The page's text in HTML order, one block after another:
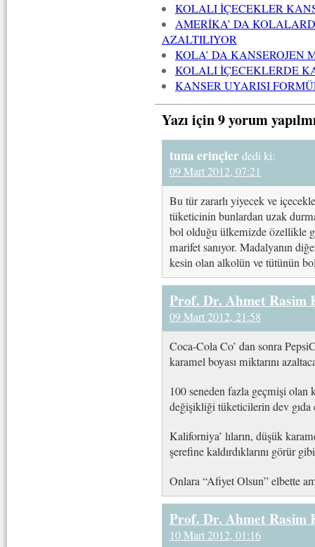
KOLALI İÇECEKLER
AMERİKA’ DA
AZALTILIYOR
KOLA’ DA KANSEROJEN
KOLALI İÇECEKLERDE
KANSER UYARISI
Yazı için 9 yorum
tuna erinçlerdedi ki:
09 Mart 2012, 07:21
Bu tür zararlı yiyecek ve
tüketicinin bunlardan uzak
bol olduğu ülkemizde özellikle
marifet sanıyor. Madalyanın
kesin olan alkolün ve tütünün
Prof. Dr. Ahmet Rasim
09 Mart 2012, 21:58
Coca-Cola Co’ dan sonra
karamel boyası miktarını
100 seneden fazla geçmişi olan
değişikliği tüketicilerin dev gıda
Kaliforniya’ lıların, düşük
şerefine kaldırdıklarını görür
Onlara “Afiyet Olsun” elbette
Prof. Dr. Ahmet Rasim
10 Mart 2012, 01:16